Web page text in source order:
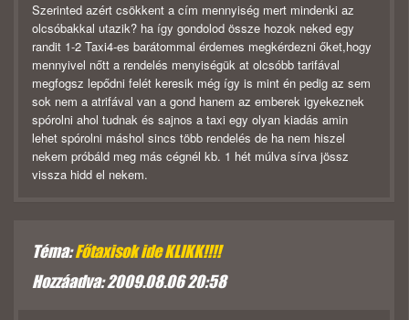
Szerinted azért csökkent a cím mennyiség mert mindenki az
olcsóbakkal utazik? ha így gondolod össze hozok neked egy
randit 1-2 Taxi4-es barátommal érdemes megkérdezni őket,hogy
mennyivel nőtt a rendelés menyiségük at olcsóbb tarifával
megfogsz lepődni felét keresik még így is mint én pedig az sem
sok nem a atrifával van a gond hanem az emberek igyekeznek
spórolni ahol tudnak és sajnos a taxi egy olyan kiadás amin
lehet spórolni máshol sincs több rendelés de ha nem hiszel
nekem próbáld meg más cégnél kb. 1 hét múlva sírva jössz
vissza hidd el nekem.
Téma:Főtaxisok ide KLIKK!!!!
Hozzáadva: 2009.08.06 20:58